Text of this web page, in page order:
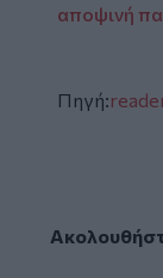
αποψινή
Πηγή: